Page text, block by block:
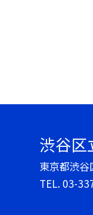
渋谷区
東京都渋
TEL. 03-